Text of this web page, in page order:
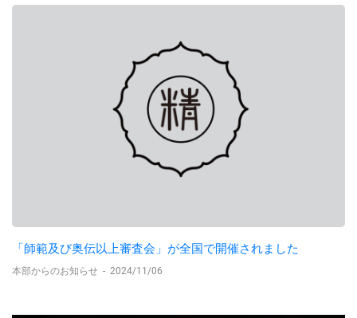
「師範及び奥伝以上審査会」が全国で開催されました
本部からのお知らせ - 2024/11/06